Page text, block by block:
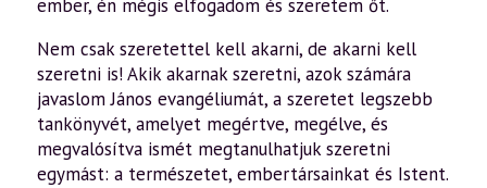
ember, én mégis elfogadom és szeretem őt.
Nem csak szeretettel kell akarni, de akarni kell
szeretni is! Akik akarnak szeretni, azok számára
javaslom János evangéliumát, a szeretet legszebb
tankönyvét, amelyet megértve, megélve, és
megvalósítva ismét megtanulhatjuk szeretni
egymást: a természetet, embertársainkat és Istent.